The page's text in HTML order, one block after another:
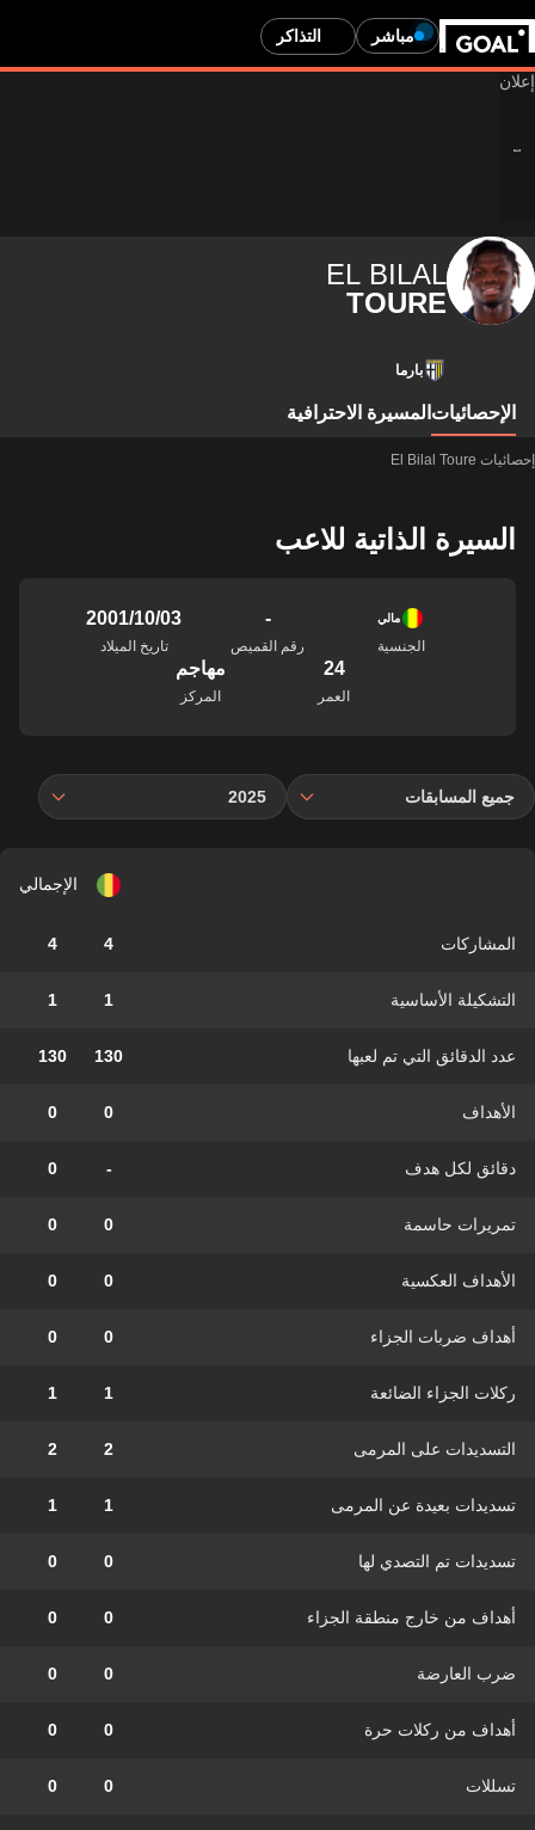
مباشر التذاكر
EL BILAL
TOURE
بارما
الإحصائيات المسيرة الاحترافية
إحصائيات El Bilal Toure
السيرة الذاتية للاعب
مالي
الجنسية
-
رقم القميص
03‏/10‏/2001
تاريخ الميلاد
24
العمر
مهاجم
المركز
جميع المسابقات 2025
الإجمالي
المشاركات 4
4
التشكيلة الأساسية 1
1
عدد الدقائق التي تم لعبها 130
130
الأهداف 0
0
دقائق لكل هدف -
0
تمريرات حاسمة 0
0
الأهداف العكسية 0
0
أهداف ضربات الجزاء 0
0
ركلات الجزاء الضائعة 1
1
التسديدات على المرمى 2
2
تسديدات بعيدة عن المرمى 1
1
تسديدات تم التصدي لها 0
0
أهداف من خارج منطقة الجزاء 0
0
ضرب العارضة 0
0
أهداف من ركلات حرة 0
0
تسللات 0
0